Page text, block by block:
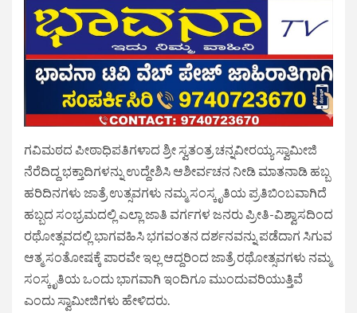
ಗವಿಮಠದ ಪೀಠಾಧಿಪತಿಗಳಾದ ಶ್ರೀ ಸ್ವತಂತ್ರ ಚನ್ನವೀರಯ್ಯ ಸ್ವಾಮೀಜಿ
ನೆರೆದಿದ್ದ ಭಕ್ತಾದಿಗಳನ್ನು ಉದ್ದೇಶಿಸಿ ಆಶೀರ್ವಚನ ನೀಡಿ ಮಾತನಾಡಿ ಹಬ್ಬ
ಹರಿದಿನಗಳು ಜಾತ್ರೆ ಉತ್ಸವಗಳು ನಮ್ಮ ಸಂಸ್ಕೃತಿಯ ಪ್ರತಿಬಿಂಬವಾಗಿದೆ
ಹಬ್ಬದ ಸಂಭ್ರಮದಲ್ಲಿ ಎಲ್ಲಾ ಜಾತಿ ವರ್ಗಗಳ ಜನರು ಪ್ರೀತಿ-ವಿಶ್ವಾಸದಿಂದ
ರಥೋತ್ಸವದಲ್ಲಿ ಭಾಗವಹಿಸಿ ಭಗವಂತನ ದರ್ಶನವನ್ನು ಪಡೆದಾಗ ಸಿಗುವ
ಆತ್ಮ ಸಂತೋಷಕ್ಕೆ ಪಾರವೇ ಇಲ್ಲ ಆದ್ದರಿಂದ ಜಾತ್ರೆ ರಥೋತ್ಸವಗಳು ನಮ್ಮ
ಸಂಸ್ಕೃತಿಯ ಒಂದು ಭಾಗವಾಗಿ ಇಂದಿಗೂ ಮುಂದುವರಿಯುತ್ತಿವೆ
ಎಂದು ಸ್ವಾಮೀಜಿಗಳು ಹೇಳಿದರು.